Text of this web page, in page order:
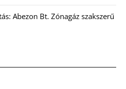
Abezon Bt. Zónagáz szakszerű